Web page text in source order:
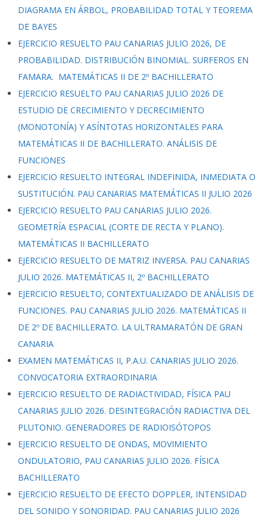
DIAGRAMA EN ÁRBOL, PROBABILIDAD TOTAL Y TEOREMA
DE BAYES
EJERCICIO RESUELTO PAU CANARIAS JULIO 2026, DE
PROBABILIDAD. DISTRIBUCIÓN BINOMIAL. SURFEROS EN
FAMARA. MATEMÁTICAS II DE 2º BACHILLERATO
EJERCICIO RESUELTO PAU CANARIAS JULIO 2026 DE
ESTUDIO DE CRECIMIENTO Y DECRECIMIENTO
(MONOTONÍA) Y ASÍNTOTAS HORIZONTALES PARA
MATEMÁTICAS II DE BACHILLERATO. ANÁLISIS DE
FUNCIONES
EJERCICIO RESUELTO INTEGRAL INDEFINIDA, INMEDIATA O
SUSTITUCIÓN. PAU CANARIAS MATEMÁTICAS II JULIO 2026
EJERCICIO RESUELTO PAU CANARIAS JULIO 2026.
GEOMETRÍA ESPACIAL (CORTE DE RECTA Y PLANO).
MATEMÁTICAS II BACHILLERATO
EJERCICIO RESUELTO DE MATRIZ INVERSA. PAU CANARIAS
JULIO 2026. MATEMÁTICAS II, 2º BACHILLERATO
EJERCICIO RESUELTO, CONTEXTUALIZADO DE ANÁLISIS DE
FUNCIONES. PAU CANARIAS JULIO 2026. MATEMÁTICAS II
DE 2º DE BACHILLERATO. LA ULTRAMARATÓN DE GRAN
CANARIA
EXAMEN MATEMÁTICAS II, P.A.U. CANARIAS JULIO 2026.
CONVOCATORIA EXTRAORDINARIA
EJERCICIO RESUELTO DE RADIACTIVIDAD, FÍSICA PAU
CANARIAS JULIO 2026. DESINTEGRACIÓN RADIACTIVA DEL
PLUTONIO. GENERADORES DE RADIOISÓTOPOS
EJERCICIO RESUELTO DE ONDAS, MOVIMIENTO
ONDULATORIO, PAU CANARIAS JULIO 2026. FÍSICA
BACHILLERATO
EJERCICIO RESUELTO DE EFECTO DOPPLER, INTENSIDAD
DEL SONIDO Y SONORIDAD. PAU CANARIAS JULIO 2026